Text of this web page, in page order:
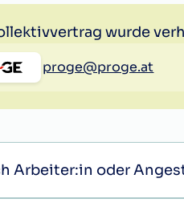
wurde
proge@proge.at
Arbeiter:in oder